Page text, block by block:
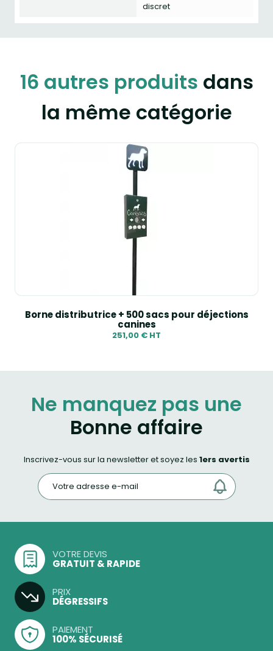
discret
16 autres produits dans
la même catégorie
Borne distributrice + 500 sacs pour déjections
canines
251,00 € HT
Ne manquez pas une
Bonne affaire
Inscrivez-vous sur la newsletter et soyez les 1ers avertis
VOTRE DEVIS
GRATUIT & RAPIDE
PRIX
DÉGRESSIFS
PAIEMENT
100% SÉCURISÉ